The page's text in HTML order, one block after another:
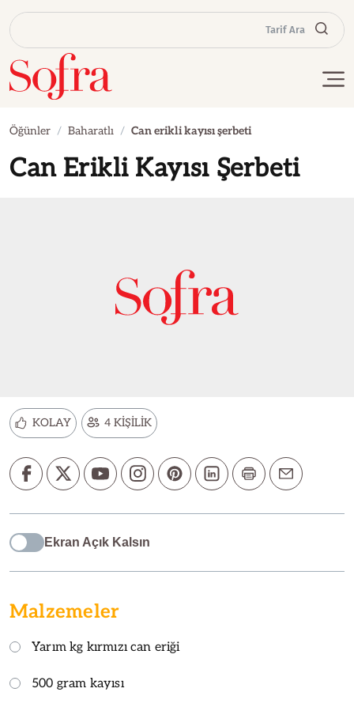
Tarif Ara
Öğünler Baharatlı Can erikli kayısı şerbeti
Can Erikli Kayısı Şerbeti
KOLAY 4 KİŞİLİK
Ekran Açık Kalsın
Malzemeler
Yarım kg kırmızı can eriği
500 gram kayısı